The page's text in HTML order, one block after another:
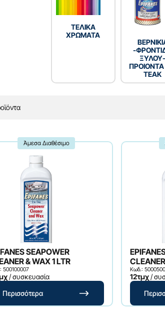
TEΛΙΚΑ
ΧΡΩΜΑΤΑ
-
ΞΥΛΟΥ-
ΠΡΟΙΟΝΤΑ
TEAK
Άμεσα Διαθέσιμο
SEAPOWER
& WAX 1 LTR
500100007
/ συσκευασία
Περισσότερα
Κωδ.:
12τμχ/